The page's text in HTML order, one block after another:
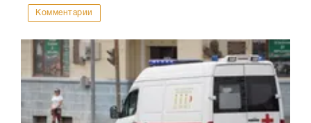
Комментарии